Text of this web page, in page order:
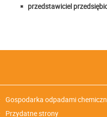
przedstawiciel
Gospodarka odpadami
Przydatne strony